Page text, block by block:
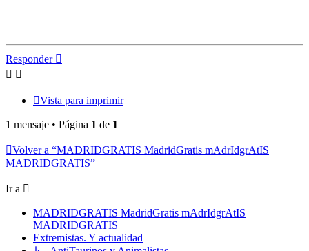
Responder
Vista para imprimir
1 mensaje • Página 1 de 1
Volver a “MADRIDGRATIS MadridGratis mAdrIdgrAtIS
MADRIDGRATIS”
Ir a
MADRIDGRATIS MadridGratis mAdrIdgrAtIS
MADRIDGRATIS
Extremistas. Y actualidad